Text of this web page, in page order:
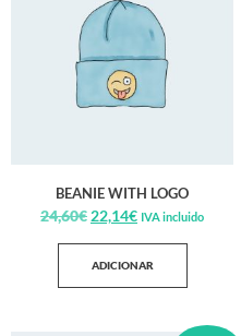
BEANIE WITH LOGO
24,60€ 22,14€ IVA incluido
ADICIONAR